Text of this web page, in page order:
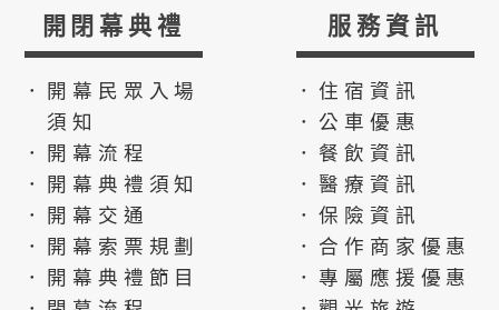
開閉幕典禮
．開幕民眾入場
須知
．開幕流程
．開幕典禮須知
．開幕交通
．開幕索票規劃
．開幕典禮節目
服務資訊
．住宿資訊
．公車優惠
．餐飲資訊
．醫療資訊
．保險資訊
．合作商家優惠
．專屬應援優惠